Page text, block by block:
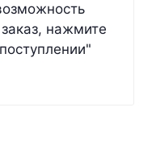
нажмите